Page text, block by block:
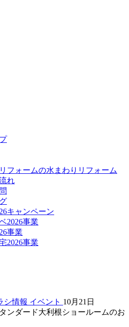
フォームの水まわりリフォーム
れ
キャンペーン
2026事業
事業
2026事業
シ情報 イベント 10月21日
ンダード大利根ショールームのお